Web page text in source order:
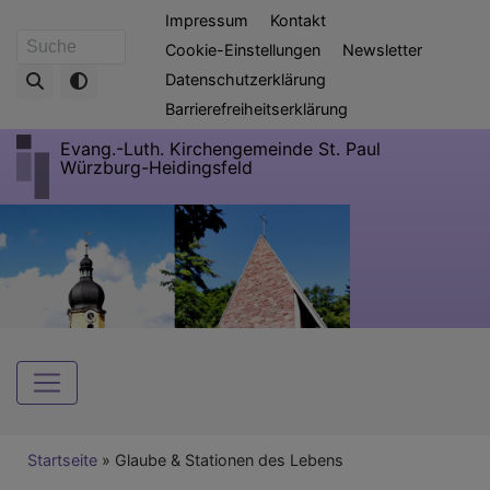
zum
Suche
Fußbereichsmenü
Impressum
Kontakt
Cookie-Einstellungen
Newsletter
Datenschutzerklärung
Barrierefreiheitserklärung
Evang.-Luth. Kirchengemeinde St. Paul
Würzburg-Heidingsfeld
Hauptnavigation
Breadcrumb
Startseite Glaube & Stationen des Lebens